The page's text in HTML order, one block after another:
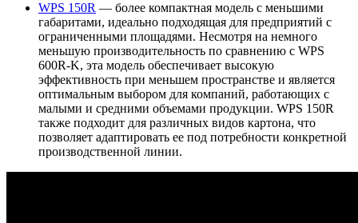
WPS 150R — более компактная модель с меньшими
габаритами, идеально подходящая для предприятий с
ограниченными площадями. Несмотря на немного
меньшую производительность по сравнению с WPS
600R-K, эта модель обеспечивает высокую
эффективность при меньшем пространстве и является
оптимальным выбором для компаний, работающих с
малыми и средними объемами продукции. WPS 150R
также подходит для различных видов картона, что
позволяет адаптировать ее под потребности конкретной
производственной линии.